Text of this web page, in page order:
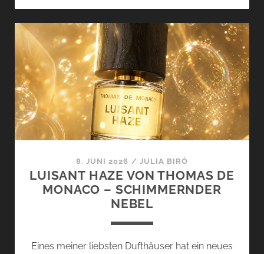
BAINS,
LA
NUIT
DES
300
UND
À
L’OMBRE
D’ARTÉMIS
HELLENIST
PARIS
8. JUNI 2026 / JULIA BIRÓ
LUISANT HAZE VON THOMAS DE
MONACO – SCHIMMERNDER
NEBEL
Eines meiner liebsten Dufthäuser hat ein neues